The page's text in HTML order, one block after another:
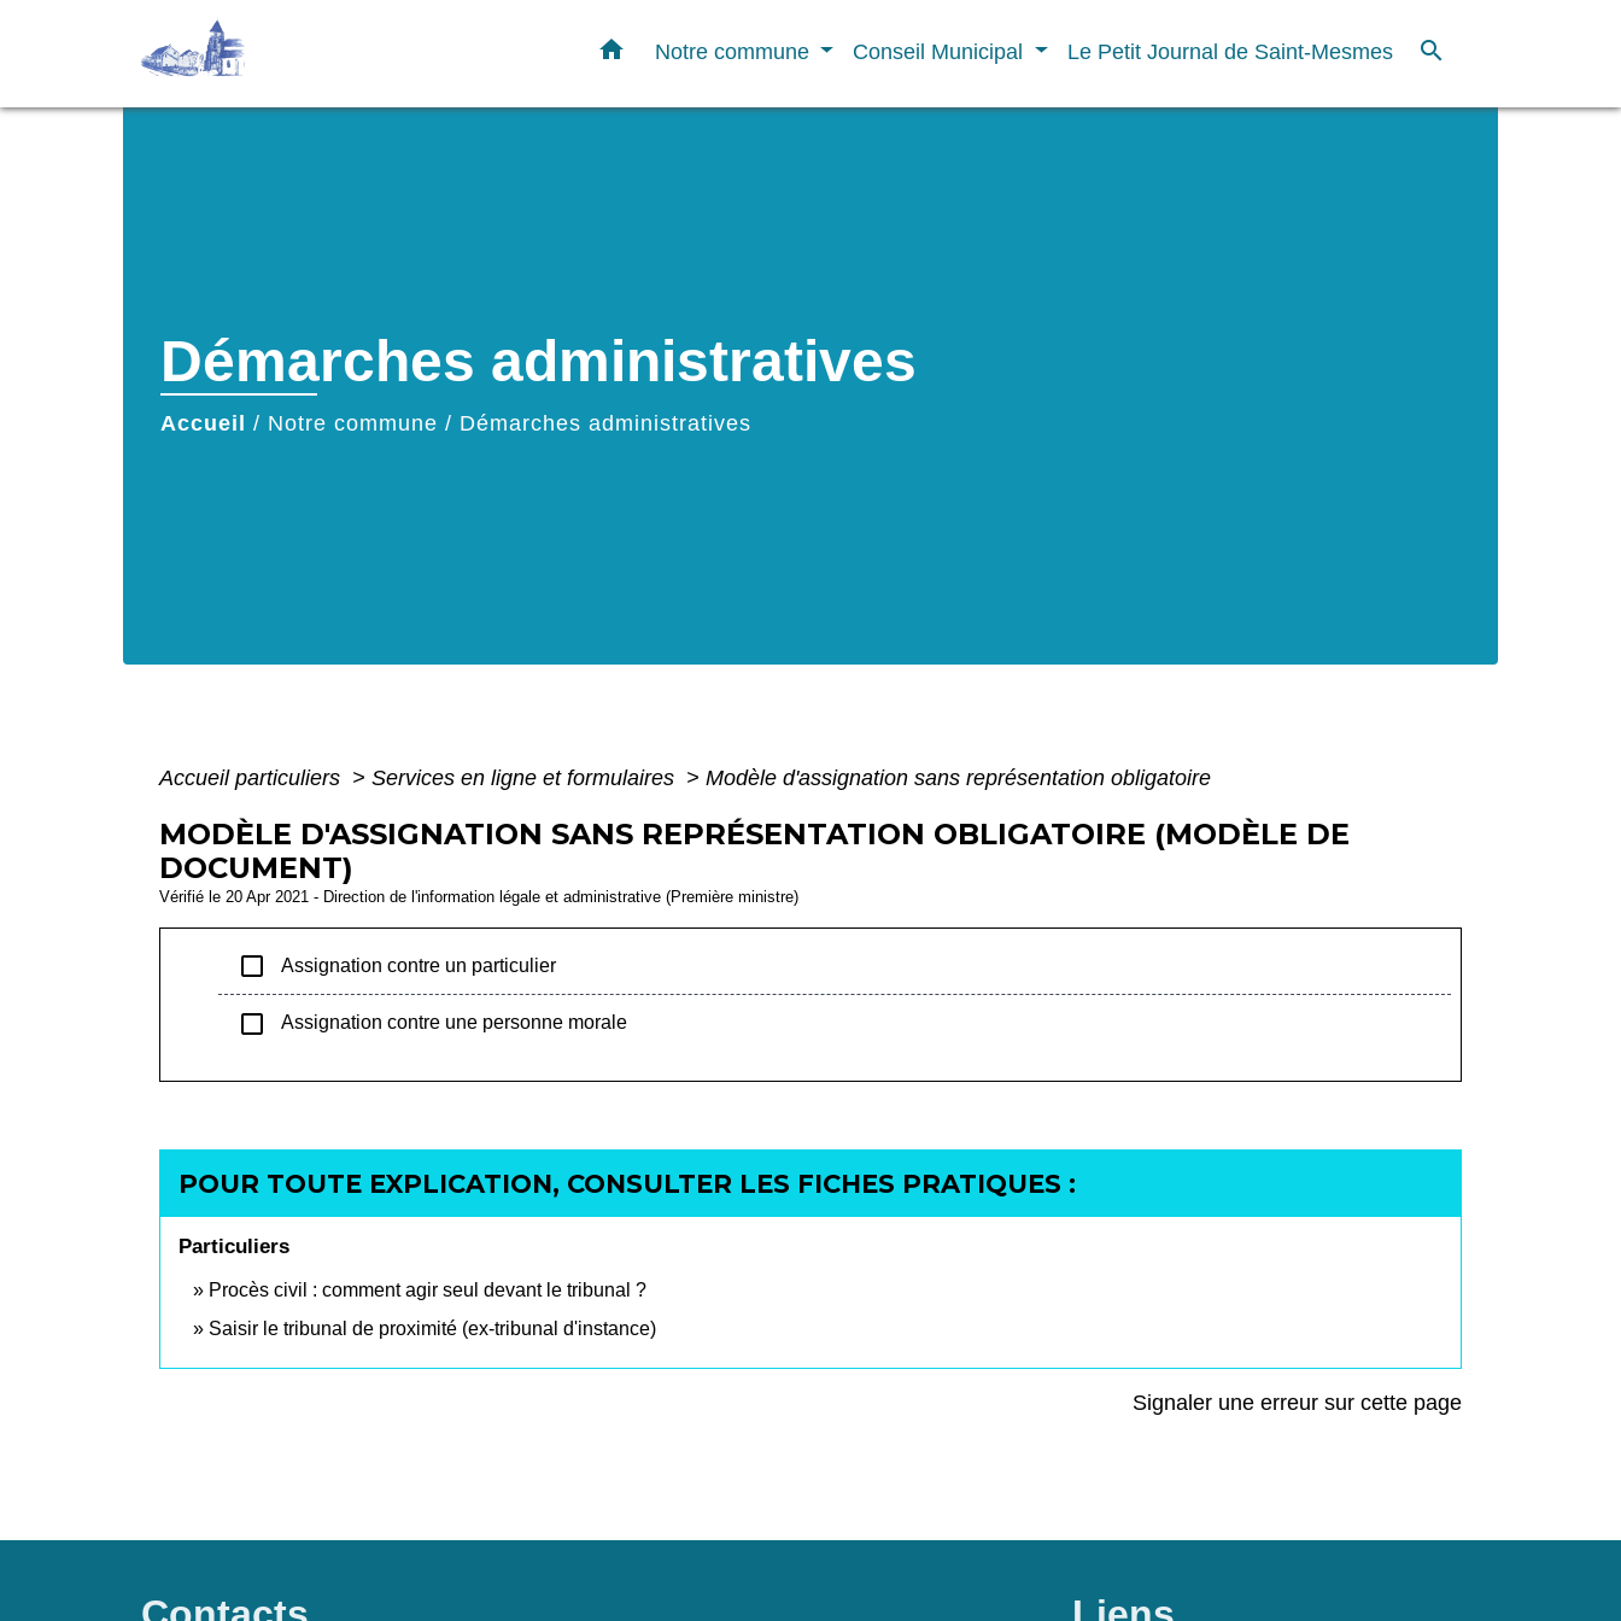
home Notre commune Conseil Municipal Le Petit Journal de Saint-Mesmes search
Démarches administratives
Accueil / Notre commune / Démarches administratives
Accueil particuliers > Services en ligne et formulaires > Modèle d'assignation sans représentation obligatoire
MODÈLE D'ASSIGNATION SANS REPRÉSENTATION OBLIGATOIRE (MODÈLE DE
DOCUMENT)
Vérifié le 20 Apr 2021 - Direction de l'information légale et administrative (Première ministre)
check_box_outline_blank Assignation contre un particulier
check_box_outline_blank Assignation contre une personne morale
POUR TOUTE EXPLICATION, CONSULTER LES FICHES PRATIQUES :
Particuliers
Procès civil : comment agir seul devant le tribunal ?
Saisir le tribunal de proximité (ex-tribunal d'instance)
Signaler une erreur sur cette page